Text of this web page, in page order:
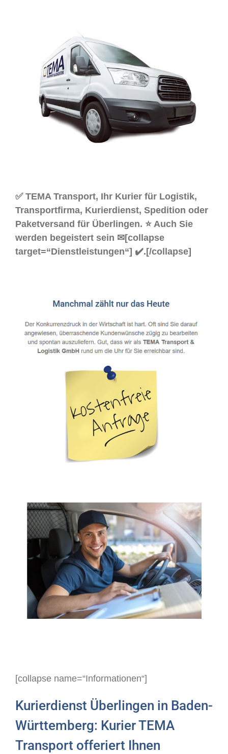
✅ TEMA Transport, Ihr Kurier für Logistik,
Transportfirma, Kurierdienst, Spedition oder
Paketversand für Überlingen. ⭐ Auch Sie
werden begeistert sein ✉[collapse
target=“Dienstleistungen“] ✔️.[/collapse]
[collapse name=“Informationen“]
Kurierdienst Überlingen in Baden-
Württemberg: Kurier TEMA
Transport offeriert Ihnen